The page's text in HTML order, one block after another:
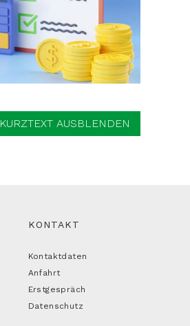
KURZTEXT AUSBLENDEN
KONTAKT
Kontaktdaten
Anfahrt
Erstgespräch
Datenschutz